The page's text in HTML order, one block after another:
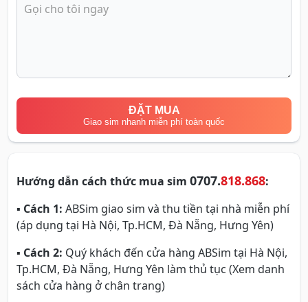
ĐẶT MUA
Giao sim nhanh miễn phí toàn quốc
Hướng dẫn cách thức mua sim 0707.818.868:
▪ Cách 1: ABSim giao sim và thu tiền tại nhà miễn phí
(áp dụng tại Hà Nội, Tp.HCM, Đà Nẵng, Hưng Yên)
▪ Cách 2: Quý khách đến cửa hàng ABSim tại Hà Nội,
Tp.HCM, Đà Nẵng, Hưng Yên làm thủ tục (Xem danh
sách cửa hàng ở chân trang)